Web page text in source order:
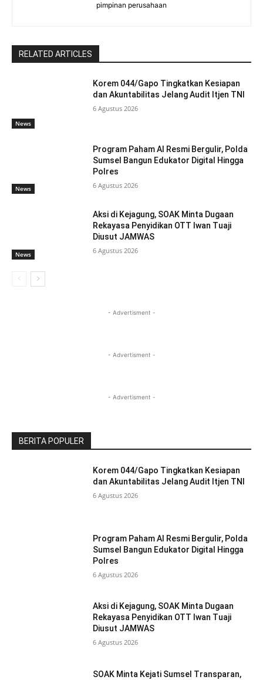
pimpinan perusahaan
RELATED ARTICLES
News
Korem 044/Gapo Tingkatkan Kesiapan
dan Akuntabilitas Jelang Audit Itjen TNI
6 Agustus 2026
News
Program Paham AI Resmi Bergulir, Polda
Sumsel Bangun Edukator Digital Hingga
Polres
6 Agustus 2026
News
Aksi di Kejagung, SOAK Minta Dugaan
Rekayasa Penyidikan OTT Iwan Tuaji
Diusut JAMWAS
6 Agustus 2026
- Advertisment -
- Advertisment -
- Advertisment -
BERITA POPULER
Korem 044/Gapo Tingkatkan Kesiapan
dan Akuntabilitas Jelang Audit Itjen TNI
6 Agustus 2026
Program Paham AI Resmi Bergulir, Polda
Sumsel Bangun Edukator Digital Hingga
Polres
6 Agustus 2026
Aksi di Kejagung, SOAK Minta Dugaan
Rekayasa Penyidikan OTT Iwan Tuaji
Diusut JAMWAS
6 Agustus 2026
SOAK Minta Kejati Sumsel Transparan,